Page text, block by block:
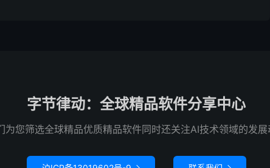
字节律动：全球精品软件分享中心
为您筛选全球精品优质精品软件同时还关注AI技术领域的发展